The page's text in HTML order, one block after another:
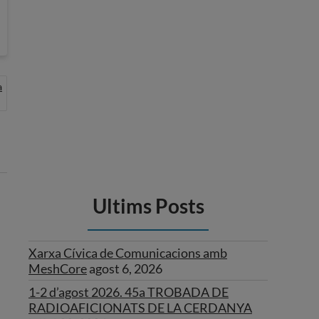
Ultims Posts
Xarxa Cívica de Comunicacions amb
MeshCoreagost 6, 2026
1-2 d’agost 2026. 45a TROBADA DE
RADIOAFICIONATS DE LA CERDANYA